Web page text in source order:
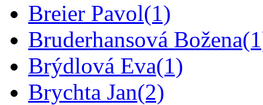
Breier Pavol(1)
Bruderhansová Božena
Brýdlová Eva(1)
Brychta Jan(2)